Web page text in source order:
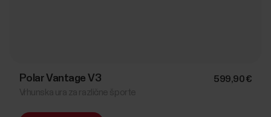
Polar Vantage V3 599,90 €